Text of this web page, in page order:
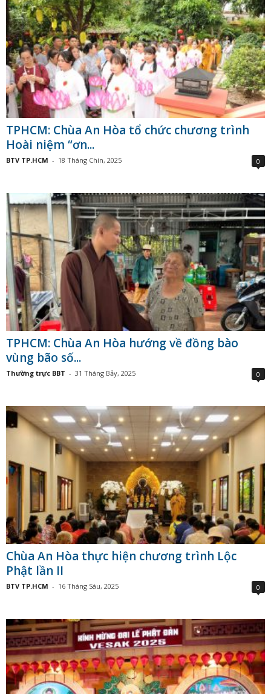
TPHCM: Chùa An Hòa tổ chức chương trình
Hoài niệm “ơn...
BTV TP.HCM - 18 Tháng Chín, 2025 0
TPHCM: Chùa An Hòa hướng về đồng bào
vùng bão số...
Thường trực BBT - 31 Tháng Bảy, 2025 0
Chùa An Hòa thực hiện chương trình Lộc
Phật lần II
BTV TP.HCM - 16 Tháng Sáu, 2025 0